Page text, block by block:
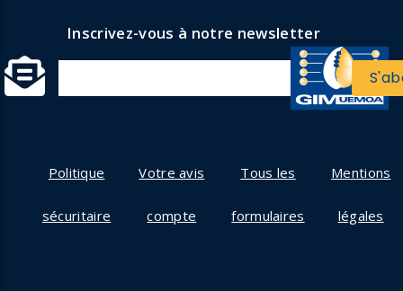
Inscrivez-vous à notre newsletter
Politique
sécuritaire
Votre avis
compte
Tous les
formulaires
Mentions
légales